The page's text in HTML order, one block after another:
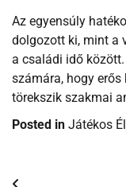
Az egyensúly
dolgozott ki, mint a
a családi idő
számára, hogy
törekszik szakmai
Posted in Játékos